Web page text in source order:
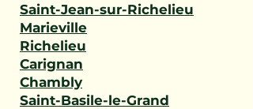
Saint-Jean-sur-Richelieu
Marieville
Richelieu
Carignan
Chambly
Saint-Basile-le-Grand